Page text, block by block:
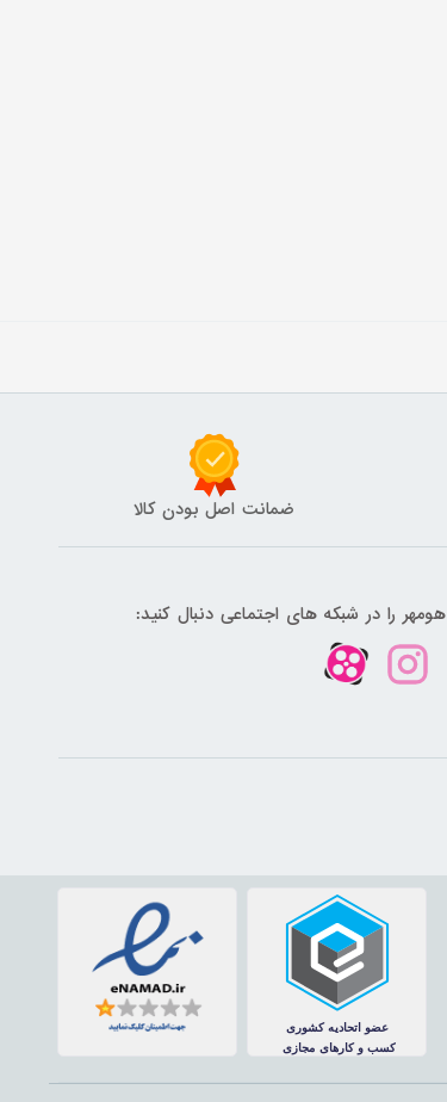
ضمانت اصل بودن کالا
هومهر را در شبکه های اجتماعی دنبال کنید: